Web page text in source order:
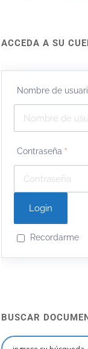
ACCEDA A SU
Nombre de
Contraseña *
Recordarme
BUSCAR